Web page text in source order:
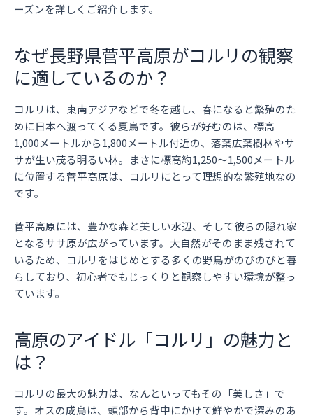
ーズンを詳しくご紹介します。
なぜ長野県菅平高原がコルリの観察
に適しているのか？
コルリは、東南アジアなどで冬を越し、春になると繁殖のた
めに日本へ渡ってくる夏鳥です。彼らが好むのは、標高
1,000メートルから1,800メートル付近の、落葉広葉樹林やサ
サが生い茂る明るい林。まさに標高約1,250〜1,500メートル
に位置する菅平高原は、コルリにとって理想的な繁殖地なの
です。
菅平高原には、豊かな森と美しい水辺、そして彼らの隠れ家
となるササ原が広がっています。大自然がそのまま残されて
いるため、コルリをはじめとする多くの野鳥がのびのびと暮
らしており、初心者でもじっくりと観察しやすい環境が整っ
ています。
高原のアイドル「コルリ」の魅力と
は？
コルリの最大の魅力は、なんといってもその「美しさ」で
す。オスの成鳥は、頭部から背中にかけて鮮やかで深みのあ